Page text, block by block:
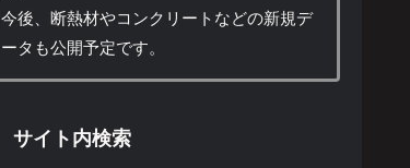
今後、断熱材やコンクリートなどの新規デ
ータも公開予定です。
サイト内検索